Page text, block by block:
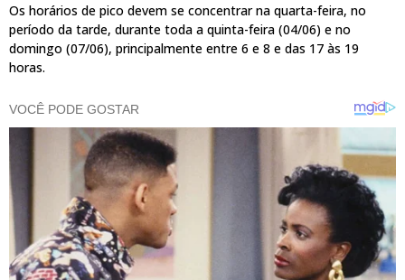
Os horários de pico devem se concentrar na quarta-feira, no
período da tarde, durante toda a quinta-feira (04/06) e no
domingo (07/06), principalmente entre 6 e 8 e das 17 às 19
horas.